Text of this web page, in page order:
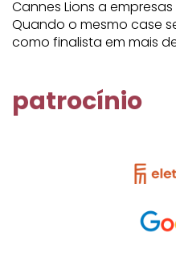
Cannes Lions a
Quando o mesmo case
como finalista em mais
patrocínio